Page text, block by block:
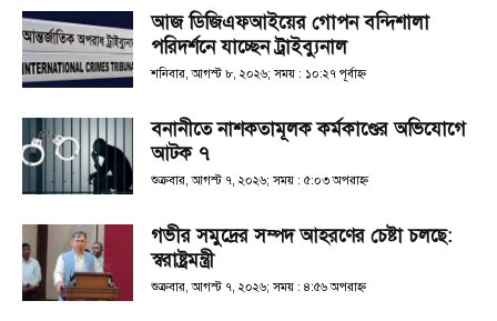
আজ ডিজিএফআইয়ের গোপন বন্দিশালা
পরিদর্শনে যাচ্ছেন ট্রাইব্যুনাল
শনিবার, আগস্ট ৮, ২০২৬; সময় : ১০:২৭ পূর্বাহ্ণ
বনানীতে নাশকতামূলক কর্মকাণ্ডের অভিযোগে
আটক ৭
শুক্রবার, আগস্ট ৭, ২০২৬; সময় : ৫:০৩ অপরাহ্ণ
গভীর সমুদ্রের সম্পদ আহরণের চেষ্টা চলছে:
স্বরাষ্ট্রমন্ত্রী
শুক্রবার, আগস্ট ৭, ২০২৬; সময় : ৪:৫৬ অপরাহ্ণ